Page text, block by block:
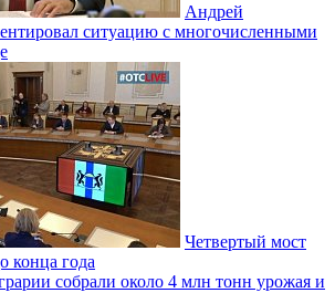
Андрей
ситуацию с многочисленными
Четвертый мост
конца года